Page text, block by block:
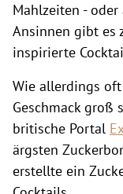
Mahlzeiten - oder
Ansinnen gibt es
inspirierte
Wie allerdings
Geschmack groß
britische Portal
ärgsten
erstellte ein